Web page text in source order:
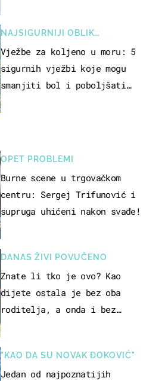
OPET PROBLEMI
Burne scene u trgovačkom
centru: Sergej Trifunović i
supruga uhićeni nakon svađe!
DANAS ŽIVI POVUČENO
Znate li tko je ovo? Kao
dijete ostala je bez oba
roditelja, a onda i bez
"KAO DA SU NOVAK ĐOKOVIĆ"
Jedan od najpoznatijih
NAJSIGURNIJI OBLIK
REKREACIJE
Vježbe za koljeno u moru: 5
sigurnih vježbi koje mogu
smanjiti bol i poboljšati